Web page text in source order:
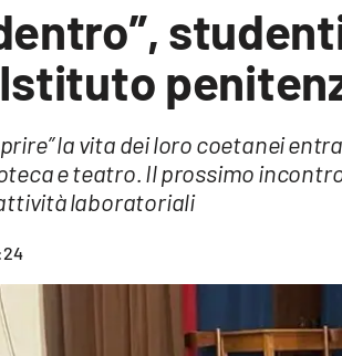
la vita dei loro coetanei
e teatro. Il prossimo
laboratoriali